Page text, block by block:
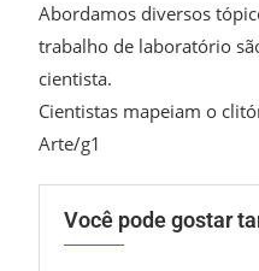
Abordamos diversos
trabalho de laboratório
cientista.
Cientistas mapeiam o
Arte/g1
Você pode gostar